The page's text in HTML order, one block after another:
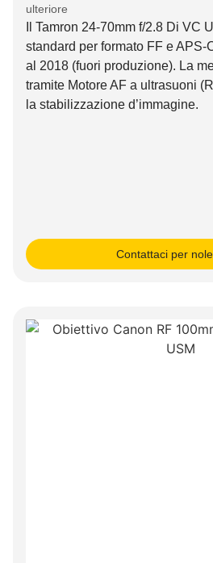
ulteriore
Il Tamron 24-70mm f/2.8 Di VC
standard per formato FF e APS-
al 2018 (fuori produzione). La
tramite Motore AF a ultrasuoni
la stabilizzazione d’immagine.
Contattaci per